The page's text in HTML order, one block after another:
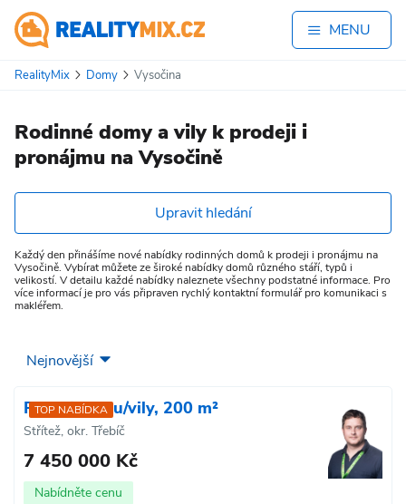
MENU
RealityMix Domy Vysočina
Rodinné domy a vily k prodeji i
pronájmu na Vysočině
Upravit hledání
Každý den přinášíme nové nabídky rodinných domů k prodeji i pronájmu na
Vysočině. Vybírat můžete ze široké nabídky domů různého stáří, typů i
velikostí. V detailu každé nabídky naleznete všechny podstatné informace. Pro
více informací je pro vás připraven rychlý kontaktní formulář pro komunikaci s
makléřem.
TOP NABÍDKA
Prodej domu/vily, 200 m²
Střítež, okr. Třebíč
7 450 000 Kč
Nabídněte cenu